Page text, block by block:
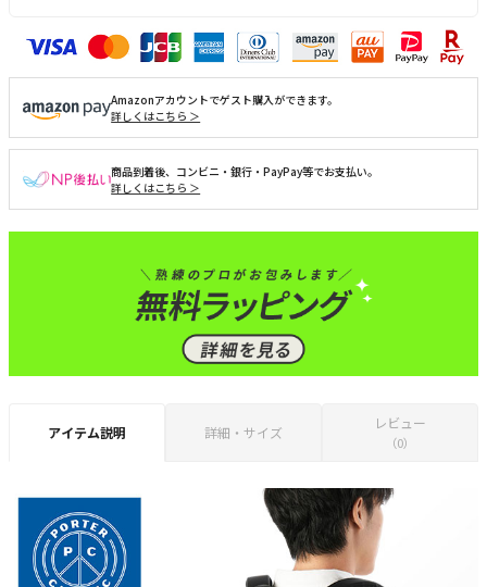
Amazonアカウントでゲスト購入ができます。
詳しくはこちら ＞
商品到着後、コンビニ・銀行・PayPay等でお支払い。
詳しくはこちら ＞
アイテム説明 詳細・サイズ
レビュー
（0）